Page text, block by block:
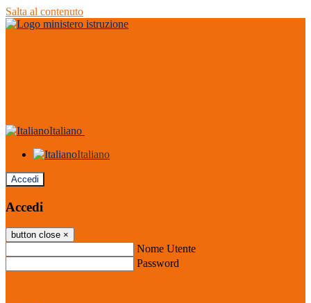
Salta al contenuto
Italiano
Italiano
Accedi
Accedi
button close ×
Nome Utente
Password